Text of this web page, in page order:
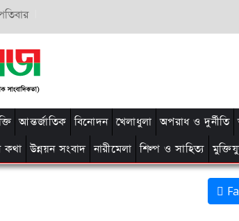
আন্তর্জাতিক বিনোদন খেলাধুলা অপরাধ ও দুর্নীতি
কথা উন্নয়ন সংবাদ নারীমেলা শিল্প ও সাহিত্য